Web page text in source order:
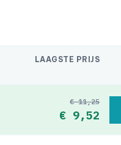
LAAGSTE PRIJS
€ 11,25
€ 9,52